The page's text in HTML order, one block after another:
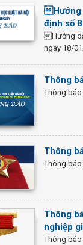
Hướng
định số
Hướng
ngày 18/
Thông
Thông
Thông
Thông báo
Thông
nghiệp
Thông